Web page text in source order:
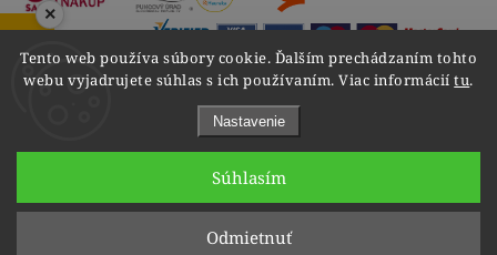
Tento web používa súbory cookie. Ďalším prechádzaním tohto
webu vyjadrujete súhlas s ich používaním. Viac informáciítu.
Nastavenie
Odmietnuť
Súhlasím
Upraviť nastavenie cookies
ZOBRAZIŤ RECENZIE
×